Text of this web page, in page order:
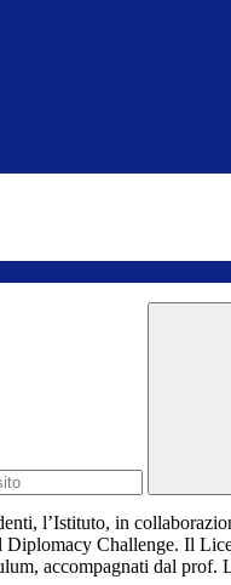
l’Istituto, in
Challenge. Il
accompagnati dal prof.